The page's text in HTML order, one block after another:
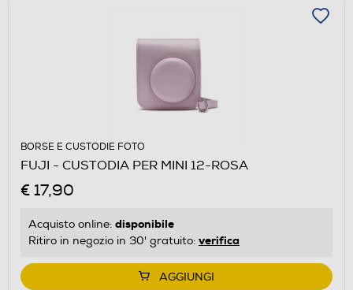
BORSE E CUSTODIE FOTO
FUJI - CUSTODIA PER MINI 12-ROSA
€ 17,90
Acquisto online: disponibile
Ritiro in negozio in 30' gratuito: verifica
AGGIUNGI